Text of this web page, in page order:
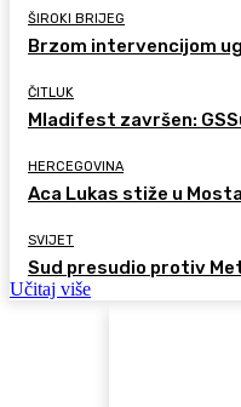
ŠIROKI BRIJEG
Brzom intervencijom
ČITLUK
Mladifest završen:
HERCEGOVINA
Aca Lukas stiže u
SVIJET
Sud presudio protiv
Učitaj više